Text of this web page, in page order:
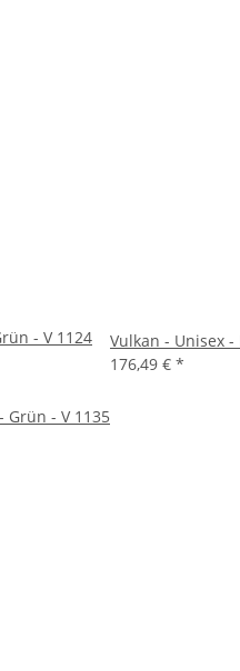
- V 1124
Vulkan - Unisex
176,49 € *